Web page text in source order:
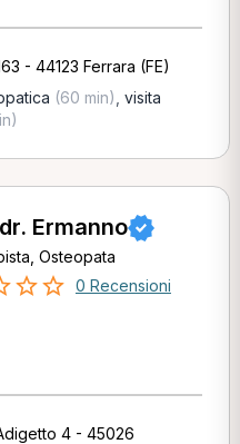
- 44123 Ferrara (FE)
(60 min) visita
Ermanno
Osteopata
0 Recensioni
4 - 45026